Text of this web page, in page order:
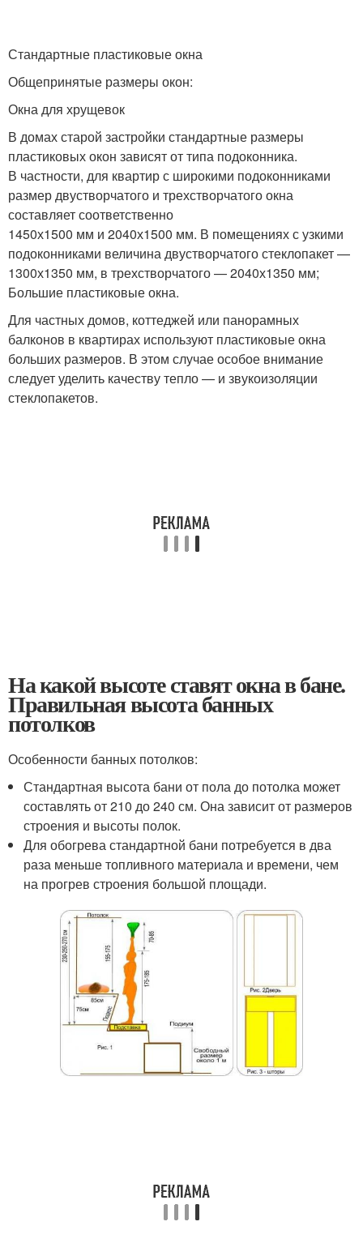
Стандартные пластиковые окна
Общепринятые размеры окон:
Окна для хрущевок
В домах старой застройки стандартные размеры
пластиковых окон зависят от типа подоконника.
В частности, для квартир с широкими подоконниками
размер двустворчатого и трехстворчатого окна
составляет соответственно
1450х1500 мм и 2040х1500 мм. В помещениях с узкими
подоконниками величина двустворчатого стеклопакет —
1300х1350 мм, в трехстворчатого — 2040х1350 мм;
Большие пластиковые окна.
Для частных домов, коттеджей или панорамных
балконов в квартирах используют пластиковые окна
больших размеров. В этом случае особое внимание
следует уделить качеству тепло — и звукоизоляции
стеклопакетов.
На какой высоте ставят окна в бане.
Правильная высота банных
потолков
Особенности банных потолков:
Стандартная высота бани от пола до потолка может
составлять от 210 до 240 см. Она зависит от размеров
строения и высоты полок.
Для обогрева стандартной бани потребуется в два
раза меньше топливного материала и времени, чем
на прогрев строения большой площади.